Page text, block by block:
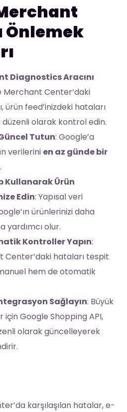
Önlemek
Diagnostics Aracını
Merchant Center’daki
ürün feed’inizdeki hataları
düzenli olarak kontrol edin.
Tutun: Google’a
verilerini en az günde bir
.
Kullanarak Ürün
Edin: Yapısal veri
ürünlerinizi daha
yardımcı olur.
Kontroller Yapın:
Center’daki hataları tespit
hem de otomatik
Sağlayın: Büyük
Google Shopping API,
olarak güncelleyerek
karşılaşılan hatalar, e-